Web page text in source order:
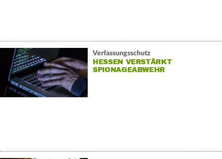
Verfassungsschutz
HESSEN VERSTÄRKT
SPIONAGEABWEHR